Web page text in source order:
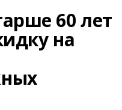
60 лет
на